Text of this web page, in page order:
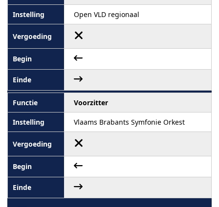
Open VLD regionaal
Voorzitter
Vlaams Brabants Symfonie Orkest